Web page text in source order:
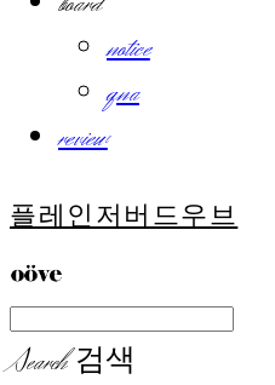
notice
qna
review
플레인저버드우브
Search검색